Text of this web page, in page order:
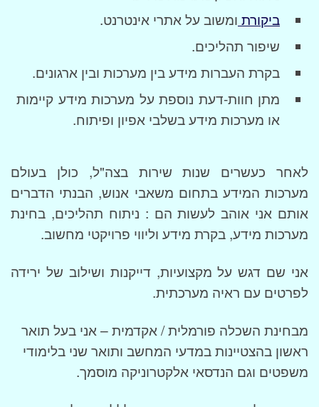
ביקורת ומשוב על אתרי אינטרנט.
שיפור תהליכים.
בקרת העברות מידע בין מערכות ובין ארגונים.
מתן חוות-דעת נוספת על מערכות מידע קיימות
או מערכות מידע בשלבי אפיון ופיתוח.
לאחר כעשרים שנות שירות בצה"ל, כולן בעולם
מערכות המידע בתחום משאבי אנוש, הבנתי הדברים
אותם אני אוהב לעשות הם : ניתוח תהליכים, בחינת
מערכות מידע, בקרת מידע וליווי פרויקטי מחשוב.
אני שם דגש על מקצועיות, דייקנות ושילוב של ירידה
לפרטים עם ראיה מערכתית.
מבחינת השכלה פורמלית / אקדמית – אני בעל תואר
ראשון בהצטיינות במדעי המחשב ותואר שני בלימודי
משפטים וגם הנדסאי אלקטרוניקה מוסמך.